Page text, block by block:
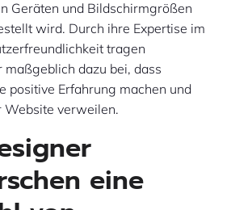
Geräten und Bildschirmgrößen
wird. Durch ihre Expertise im
tragen
dazu bei, dass
positive Erfahrung machen und
Website verweilen.
eine